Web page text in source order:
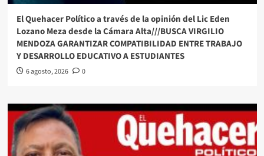
El Quehacer Político a través de la opinión del Lic Eden
Lozano Meza desde la Cámara Alta///BUSCA VIRGILIO
MENDOZA GARANTIZAR COMPATIBILIDAD ENTRE TRABAJO
Y DESARROLLO EDUCATIVO A ESTUDIANTES
6 agosto, 2026 0